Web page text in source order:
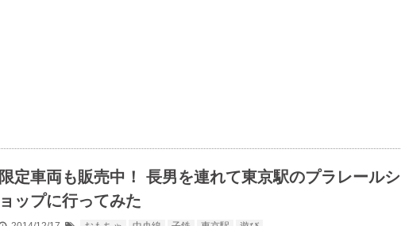
限定車両も販売中！ 長男を連れて東京駅のプラレールシ
ョップに行ってみた